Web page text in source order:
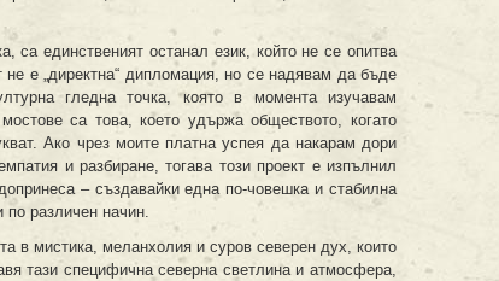
са единственият останал език, който не се опитва
е „директна“ дипломация, но се надявам да бъде
гледна точка, която в момента изучавам
са това, което удържа обществото, когато
Ако чрез моите платна успея да накарам дори
и разбиране, тогава този проект е изпълнил
– създавайки една по-човешка и стабилна
по различен начин.
в мистика, меланхолия и суров северен дух, които
тази специфична северна светлина и атмосфера,